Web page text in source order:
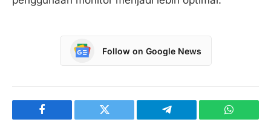
Follow on Google News
Facebook Twitter Telegram